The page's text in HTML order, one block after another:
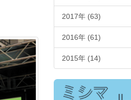
2017年 (63)
2016年 (61)
2015年 (14)